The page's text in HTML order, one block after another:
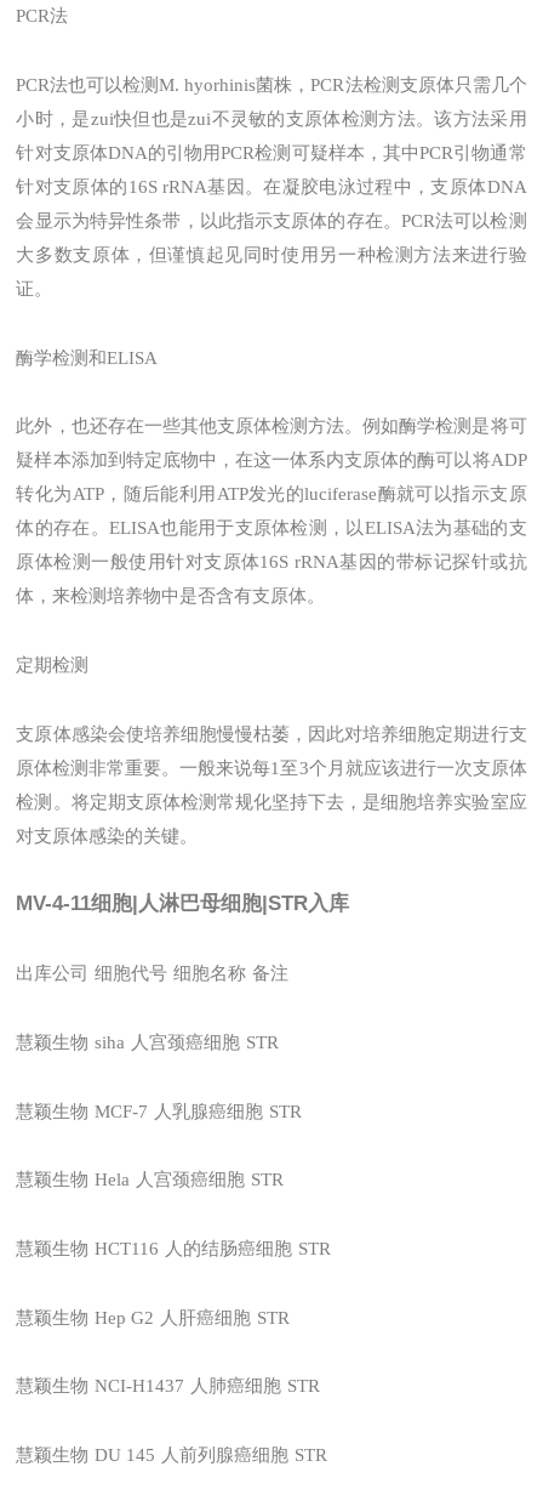
PCR法
PCR法也可以检测M. hyorhinis菌株，PCR法检测支原体只需几个
小时，是zui快但也是zui不灵敏的支原体检测方法。该方法采用
针对支原体DNA的引物用PCR检测可疑样本，其中PCR引物通常
针对支原体的16S rRNA基因。在凝胶电泳过程中，支原体DNA
会显示为特异性条带，以此指示支原体的存在。PCR法可以检测
大多数支原体，但谨慎起见同时使用另一种检测方法来进行验
证。
酶学检测和ELISA
此外，也还存在一些其他支原体检测方法。例如酶学检测是将可
疑样本添加到特定底物中，在这一体系内支原体的酶可以将ADP
转化为ATP，随后能利用ATP发光的luciferase酶就可以指示支原
体的存在。ELISA也能用于支原体检测，以ELISA法为基础的支
原体检测一般使用针对支原体16S rRNA基因的带标记探针或抗
体，来检测培养物中是否含有支原体。
定期检测
支原体感染会使培养细胞慢慢枯萎，因此对培养细胞定期进行支
原体检测非常重要。一般来说每1至3个月就应该进行一次支原体
检测。将定期支原体检测常规化坚持下去，是细胞培养实验室应
对支原体感染的关键。
MV-4-11细胞|人淋巴母细胞|STR入库
出库公司 细胞代号 细胞名称 备注
慧颖生物 siha 人宫颈癌细胞 STR
慧颖生物 MCF-7 人乳腺癌细胞 STR
慧颖生物 Hela 人宫颈癌细胞 STR
慧颖生物 HCT116 人的结肠癌细胞 STR
慧颖生物 Hep G2 人肝癌细胞 STR
慧颖生物 NCI-H1437 人肺癌细胞 STR
慧颖生物 DU 145 人前列腺癌细胞 STR